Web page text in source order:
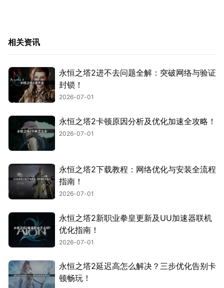
相关资讯
永恒之塔2进不去问题全解：突破网络与验证
封锁！
2026-07-01
永恒之塔2卡顿原因分析及优化加速全攻略！
2026-07-01
永恒之塔2下载教程：网络优化与安装全流程
指南！
2026-07-01
永恒之塔2新职业拳皇更新及UU加速器联机
优化指南！
2026-07-01
永恒之塔2延迟高怎么解决？三步优化告别卡
顿畅玩！